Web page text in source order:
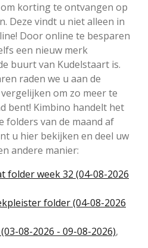
korting te ontvangen op
Deze vindt u niet alleen in
Door online te besparen
een nieuw merk
buurt van Kudelstaart is.
raden we u aan de
om zo meer te
bent! Kimbino handelt het
folders van de maand af
u hier bekijken en deel uw
andere manier:
folder week 32 (04-08-2026
folder (04-08-2026
08-2026 - 09-08-2026),